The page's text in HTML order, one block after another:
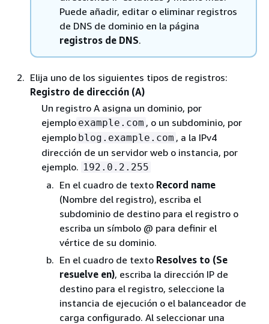
Puede añadir, editar o eliminar registros
de DNS de dominio en la página
registros de DNS.
Elija uno de los siguientes tipos de registros:
Registro de dirección (A)
Un registro A asigna un dominio, por
ejemplo example.com , o un subdominio, por
ejemplo blog.example.com , a la IPv4
dirección de un servidor web o instancia, por
ejemplo. 192.0.2.255
En el cuadro de texto Record name
(Nombre del registro), escriba el
subdominio de destino para el registro o
escriba un símbolo @ para definir el
vértice de su dominio.
En el cuadro de texto Resolves to (Se
resuelve en), escriba la dirección IP de
destino para el registro, seleccione la
instancia de ejecución o el balanceador de
carga configurado. Al seleccionar una